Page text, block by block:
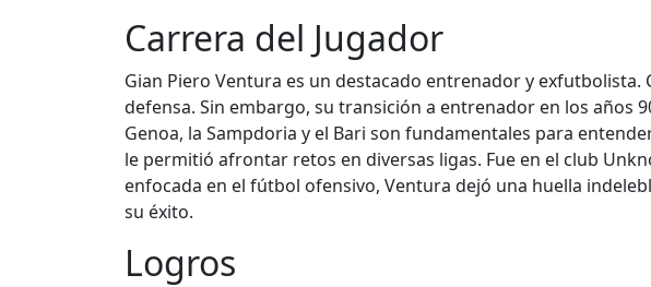
Carrera del Jugador
Gian Piero Ventura es un destacado entrenador y
defensa. Sin embargo, su transición a entrenador en los años
Genoa, la Sampdoria y el Bari son fundamentales para
le permitió afrontar retos en diversas ligas. Fue en el club
enfocada en el fútbol ofensivo, Ventura dejó una huella
su éxito.
Logros